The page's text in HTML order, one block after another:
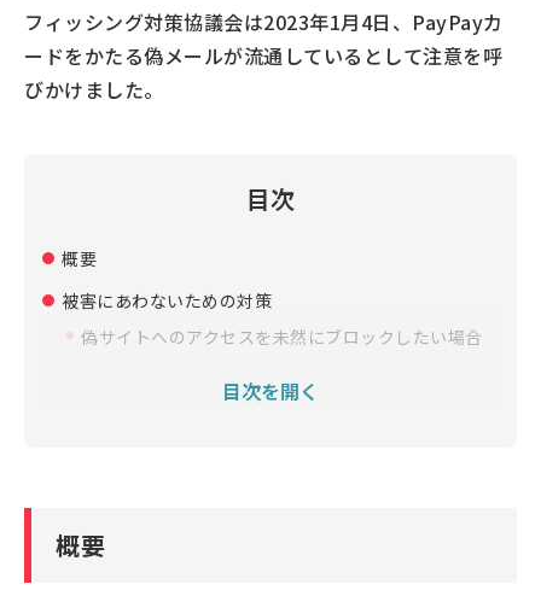
フィッシング対策協議会は2023年1月4日、PayPayカ
ードをかたる偽メールが流通しているとして注意を呼
びかけました。
目次
概要
被害にあわないための対策
偽サイトへのアクセスを未然にブロックしたい場合
目次を開く
概要